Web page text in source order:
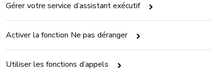
Gérer votre service d’assistant exécutif
Activer la fonction Ne pas déranger
Utiliser les fonctions d’appels